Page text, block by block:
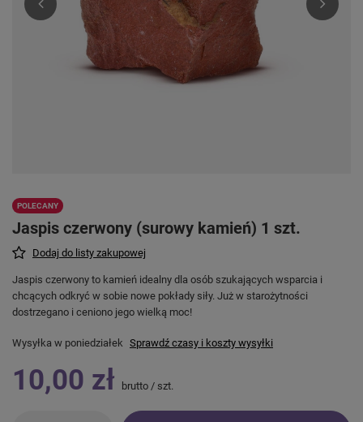
POLECANY
Jaspis czerwony (surowy kamień) 1 szt.
Dodaj do listy zakupowej
Jaspis czerwony to kamień idealny dla osób szukających wsparcia i
chcących odkryć w sobie nowe pokłady siły. Już w starożytności
dostrzegano i ceniono jego wielką moc!
Wysyłka w poniedziałek Sprawdź czasy i koszty wysyłki
10,00 zł brutto / szt.